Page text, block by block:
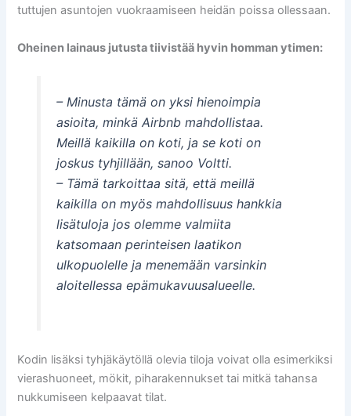
tuttujen asuntojen vuokraamiseen heidän poissa ollessaan.
Oheinen lainaus jutusta tiivistää hyvin homman ytimen:
– Minusta tämä on yksi hienoimpia
asioita, minkä Airbnb mahdollistaa.
Meillä kaikilla on koti, ja se koti on
joskus tyhjillään, sanoo Voltti.
– Tämä tarkoittaa sitä, että meillä
kaikilla on myös mahdollisuus hankkia
lisätuloja jos olemme valmiita
katsomaan perinteisen laatikon
ulkopuolelle ja menemään varsinkin
aloitellessa epämukavuusalueelle.
Kodin lisäksi tyhjäkäytöllä olevia tiloja voivat olla esimerkiksi
vierashuoneet, mökit, piharakennukset tai mitkä tahansa
nukkumiseen kelpaavat tilat.